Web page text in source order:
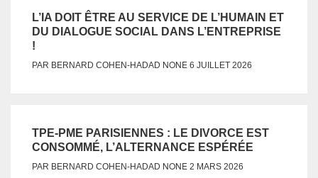
L’IA DOIT ÊTRE AU SERVICE DE L’HUMAIN ET
DU DIALOGUE SOCIAL DANS L’ENTREPRISE
!
PAR BERNARD COHEN-HADAD NONE 6 JUILLET 2026
TPE-PME PARISIENNES : LE DIVORCE EST
CONSOMMÉ, L’ALTERNANCE ESPÉRÉE
PAR BERNARD COHEN-HADAD NONE 2 MARS 2026